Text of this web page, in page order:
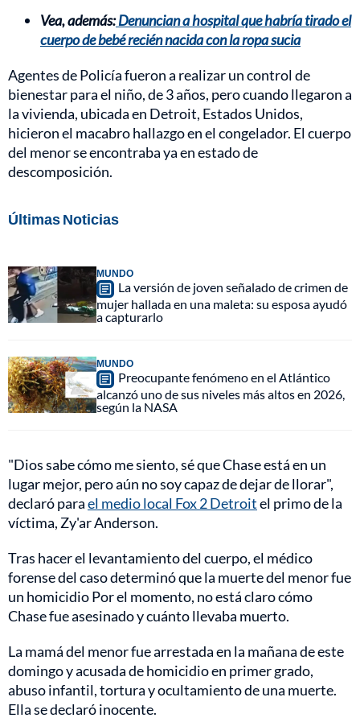
Vea, además:Denuncian a hospital que habría tirado el
cuerpo de bebé recién nacida con la ropa sucia
Agentes de Policía fueron a realizar un control de
bienestar para el niño, de 3 años, pero cuando llegaron a
la vivienda, ubicada en Detroit, Estados Unidos,
hicieron el macabro hallazgo en el congelador. El cuerpo
del menor se encontraba ya en estado de
descomposición.
Últimas Noticias
MUNDO
La versión de joven señalado de crimen de
mujer hallada en una maleta: su esposa ayudó
a capturarlo
MUNDO
Preocupante fenómeno en el Atlántico
alcanzó uno de sus niveles más altos en 2026,
según la NASA
"Dios sabe cómo me siento, sé que Chase está en un
lugar mejor, pero aún no soy capaz de dejar de llorar",
declaró parael medio local Fox 2 Detroitel primo de la
víctima, Zy'ar Anderson.
Tras hacer el levantamiento del cuerpo, el médico
forense del caso determinó que la muerte del menor fue
un homicidio Por el momento, no está claro cómo
Chase fue asesinado y cuánto llevaba muerto.
La mamá del menor fue arrestada en la mañana de este
domingo y acusada de homicidio en primer grado,
abuso infantil, tortura y ocultamiento de una muerte.
Ella se declaró inocente.